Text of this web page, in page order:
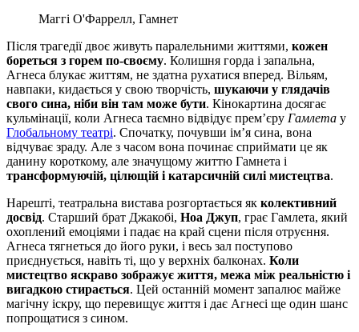
Маггі О'Фаррелл, Гамнет
Після трагедії двоє живуть паралельними життями, кожен
бореться з горем по-своєму. Колишня горда і запальна,
Агнеса блукає життям, не здатна рухатися вперед. Вільям,
навпаки, кидається у свою творчість, шукаючи у глядачів
свого сина, ніби він там може бути. Кінокартина досягає
кульмінації, коли Агнеса таємно відвідує прем’єру Гамлета у
Глобальному театрі. Спочатку, почувши ім’я сина, вона
відчуває зраду. Але з часом вона починає сприймати це як
данину короткому, але значущому життю Гамнета і
трансформуючій, цілющій і катарсичній силі мистецтва.
Нарешті, театральна вистава розгортається як колективний
досвід. Старший брат Джакобі, Ноа Джуп, грає Гамлета, який
охоплений емоціями і падає на край сцени після отруєння.
Агнеса тягнеться до його руки, і весь зал поступово
приєднується, навіть ті, що у верхніх балконах. Коли
мистецтво яскраво зображує життя, межа між реальністю і
вигадкою стирається. Цей останній момент запалює майже
магічну іскру, що перевищує життя і дає Агнесі ще один шанс
попрощатися з сином.